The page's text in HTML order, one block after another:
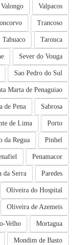
Valpacos
Valongo
Trancoso
Tarouca
Tabuaco
Sever do Vouga
Sao Pedro do Sul
Marta de Penaguiao
Sabrosa
de Pena
Porto
de Lima
Pinhel
da Regua
Penamacor
Paredes
da Serra
Oliveira do Hospital
Oliveira de Azemeis
Mortagua
Velho
Mondim de Basto